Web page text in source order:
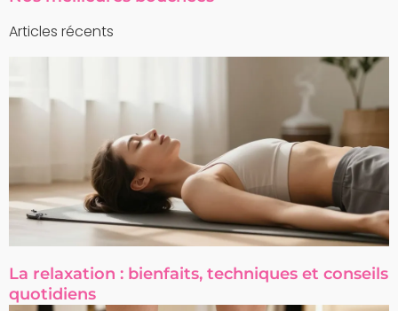
Articles récents
La relaxation : bienfaits, techniques et conseils
quotidiens